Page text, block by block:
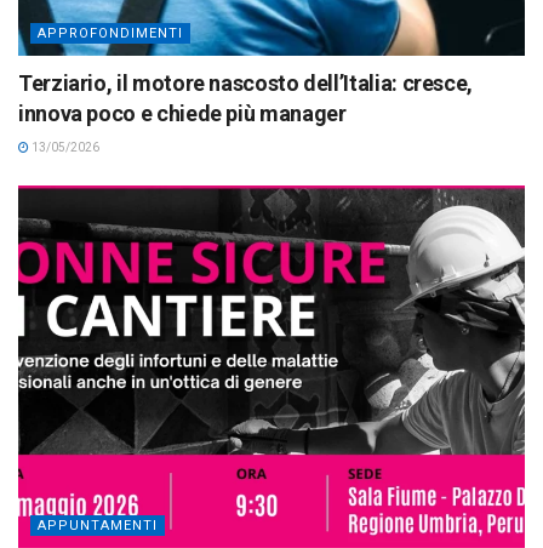
APPROFONDIMENTI
Terziario, il motore nascosto dell’Italia: cresce,
innova poco e chiede più manager
13/05/2026
APPUNTAMENTI